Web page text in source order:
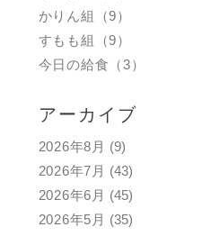
かりん組（9）
すもも組（9）
今日の給食（3）
アーカイブ
2026年8月 (9)
2026年7月 (43)
2026年6月 (45)
2026年5月 (35)